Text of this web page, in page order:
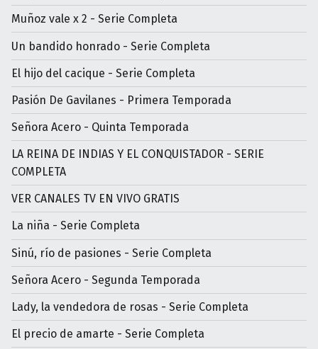
Muñoz vale x 2 - Serie Completa
Un bandido honrado - Serie Completa
El hijo del cacique - Serie Completa
Pasión De Gavilanes - Primera Temporada
Señora Acero - Quinta Temporada
LA REINA DE INDIAS Y EL CONQUISTADOR - SERIE
COMPLETA
VER CANALES TV EN VIVO GRATIS
La niña - Serie Completa
Sinú, río de pasiones - Serie Completa
Señora Acero - Segunda Temporada
Lady, la vendedora de rosas - Serie Completa
El precio de amarte - Serie Completa